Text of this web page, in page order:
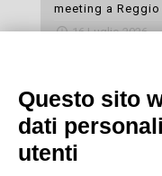
meeting a Reggio
16 Luglio 2026
Esami di
cura della
16 Luglio 2026
Questo sito
dati
utenti